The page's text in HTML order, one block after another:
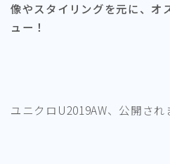
像やスタイリングを元に、オ
ュー！
ユニクロU2019AW、公開され